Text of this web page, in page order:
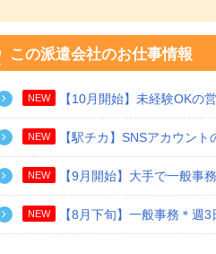
この派遣会社のお仕事情報
NEW 【10月開始】未経験OKの
NEW 【駅チカ】SNSアカウン
NEW 【9月開始】大手で一般事
NEW 【8月下旬】一般事務＊週